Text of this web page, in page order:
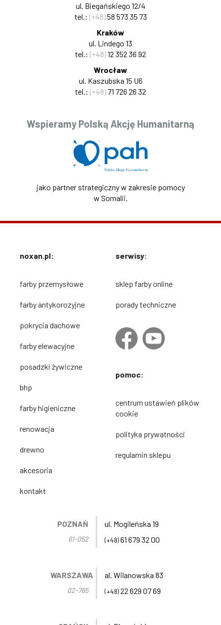
ul. Biegańskiego 12/4
tel.: (+48)58 573 35 73
Kraków
ul. Lindego 13
tel.: (+48)12 352 36 92
Wrocław
ul. Kaszubska 15 U6
tel.: (+48) 71 726 26 32
Wspieramy Polską Akcję Humanitarną
jako partner strategiczny w zakresie pomocy
w Somalii.
noxan.pl:
farby przemysłowe
farby antykorozyjne
pokrycia dachowe
farby elewacyjne
posadzki żywiczne
bhp
farby higieniczne
renowacja
drewno
akcesoria
kontakt
serwisy:
sklep farby online
porady techniczne
pomoc:
centrum ustawień plików
cookie
polityka prywatności
regulamin sklepu
POZNAŃ
61-052
ul. Mogileńska 19
(+48)61 679 32 00
WARSZAWA
02-765
al. Wilanowska 83
(+48)22 629 07 69